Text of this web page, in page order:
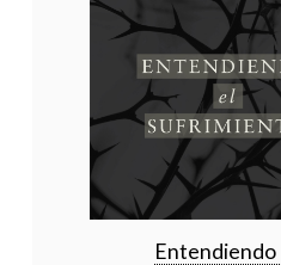
Entendiendo